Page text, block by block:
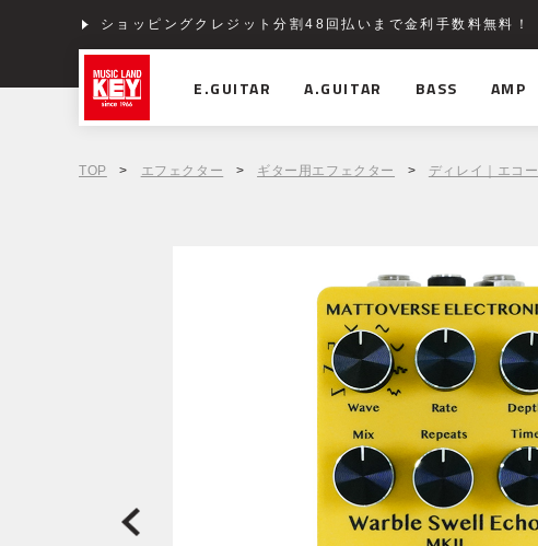
ショッピングクレジット分割48回払いまで金利手数料無料！
E.GUITAR A.GUITAR BASS AMP
TOP > エフェクター > ギター用エフェクター > ディレイ｜エコー